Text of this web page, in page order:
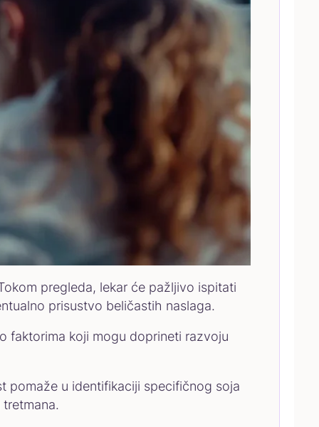
pregleda, lekar će pažljivo ispitati
prisustvo beličastih naslaga.
faktorima koji mogu doprineti razvoju
pomaže u identifikaciji specifičnog soja